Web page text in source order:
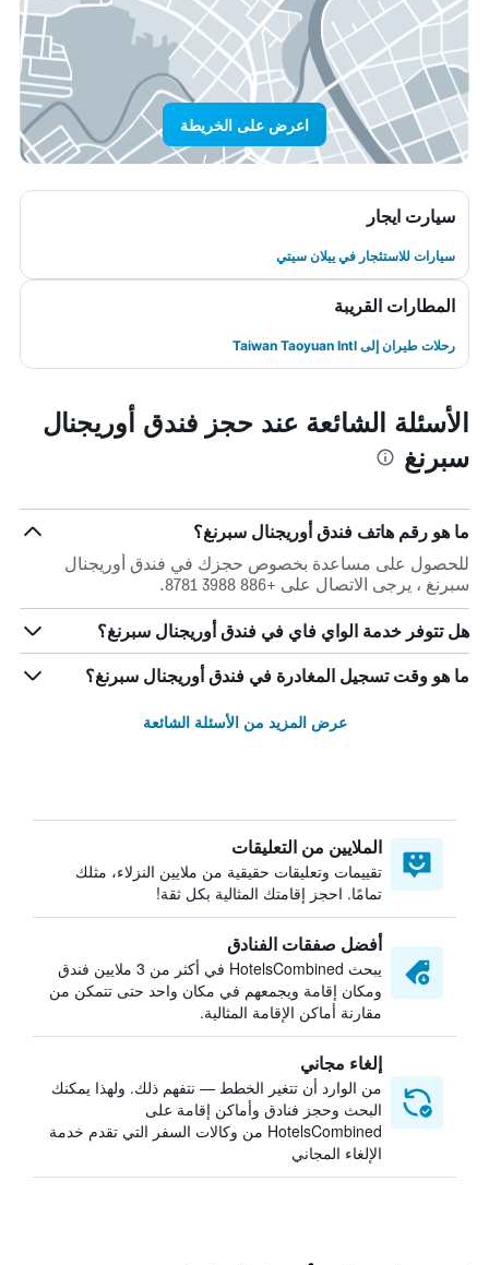
اعرض على الخريطة
سيارت ايجار
سيارات للاستئجار في ييلان سيتي
المطارات القريبة
رحلات طيران إلى Taiwan Taoyuan Intl
الأسئلة الشائعة عند حجز فندق أوريجنال
سبرنغ
ما هو رقم هاتف فندق أوريجنال سبرنغ؟
للحصول على مساعدة بخصوص حجزك في فندق أوريجنال
سبرنغ ، يرجى الاتصال على +886 3988 8781.
هل تتوفر خدمة الواي فاي في فندق أوريجنال سبرنغ؟
ما هو وقت تسجيل المغادرة في فندق أوريجنال سبرنغ؟
عرض المزيد من الأسئلة الشائعة
الملايين من التعليقات
تقييمات وتعليقات حقيقية من ملايين النزلاء، مثلك
تمامًا. احجز إقامتك المثالية بكل ثقة!
أفضل صفقات الفنادق
يبحث HotelsCombined في أكثر من 3 ملايين فندق
ومكان إقامة ويجمعهم في مكان واحد حتى تتمكن من
مقارنة أماكن الإقامة المثالية.
إلغاء مجاني
من الوارد أن تتغير الخطط — نتفهم ذلك. ولهذا يمكنك
البحث وحجز فنادق وأماكن إقامة على
HotelsCombined من وكالات السفر التي تقدم خدمة
الإلغاء المجاني